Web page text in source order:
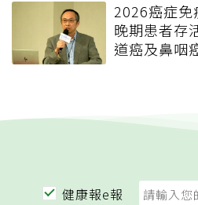
2026癌症免
晚期患者存
道癌及鼻咽
健康報e報